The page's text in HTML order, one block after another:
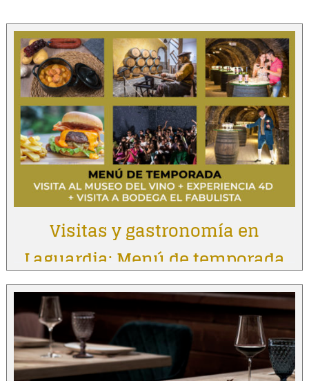
Visitas y gastronomía en
Laguardia: Menú de temporada